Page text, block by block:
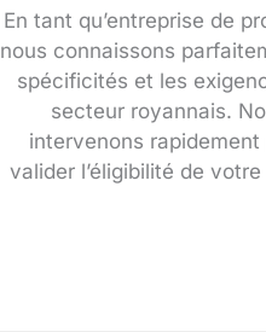
En tant qu’entreprise de
nous connaissons
spécificités et les
secteur royannais.
intervenons rapidement
valider l’éligibilité de